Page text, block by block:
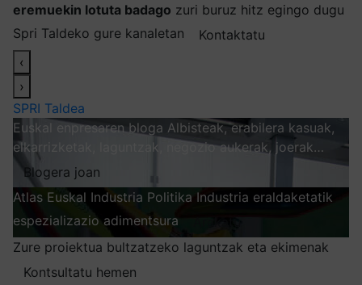
eremuekin lotuta badago zuri buruz hitz egingo dugu
Spri Taldeko gure kanaletan
Kontaktatu
‹
›
SPRI Taldea
Euskal enpresaren bloga Albisteak, erabilera kasuak,
elkarrizketak, laguntzak, negozio aukerak, joerak…
Blogera joan
Atlas Euskal Industria Politika Industria eraldaketatik
espezializazio adimentsura
Zure proiektua bultzatzeko laguntzak eta ekimenak
Kontsultatu hemen